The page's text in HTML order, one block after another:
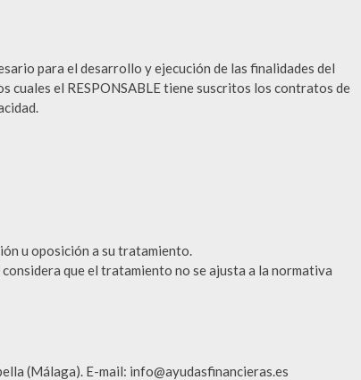
para el desarrollo y ejecución de las finalidades del
cuales el RESPONSABLE tiene suscritos los contratos de
u oposición a su tratamiento.
que el tratamiento no se ajusta a la normativa
(Málaga). E-mail: info@ayudasfinancieras.es